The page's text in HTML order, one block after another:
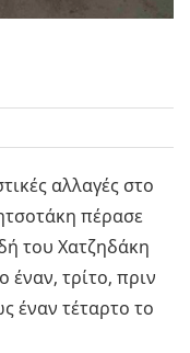
αλλαγές στο
πέρασε
του Χατζηδάκη
έναν, τρίτο, πριν
έναν τέταρτο το